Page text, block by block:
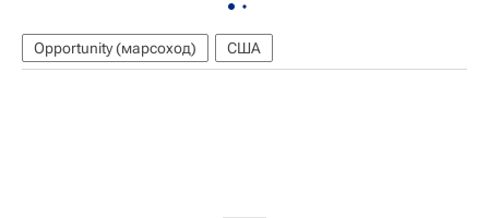
Opportunity (марсоход) США